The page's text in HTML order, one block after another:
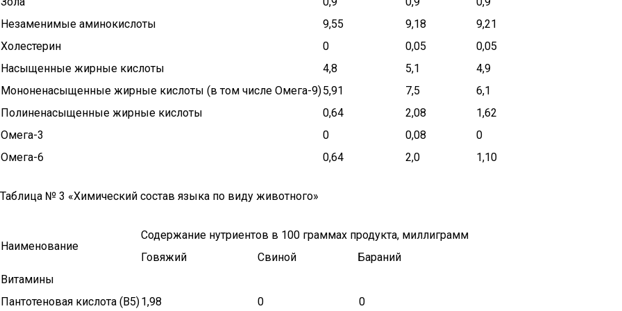
Незаменимые аминокислоты
9,55 9,18
9,21
Холестерин
0 0,05
0,05
Насыщенные жирные кислоты
4,8 5,1
4,9
Мононенасыщенные жирные кислоты (в том числе Омега-9)5,91 7,5
6,1
Полиненасыщенные жирные кислоты
0,64 2,08
1,62
Омега-3
0 0,08
0
Омега-6
0,64 2,0 1,10
Таблица № 3 «Химический состав языка по виду животного»
Наименование
Содержание нутриентов в 100 граммах продукта, миллиграмм
Говяжий
Свиной
Бараний
Витамины
Пантотеновая кислота (В5)1,98 0 0